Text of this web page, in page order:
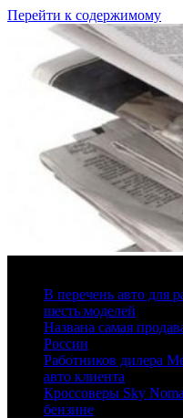
Перейти к содержимому
В перечень авто для
шесть моделей
Названа самая
России
Работников дилера
авто клиента
Кроссоверы Sky
бензине